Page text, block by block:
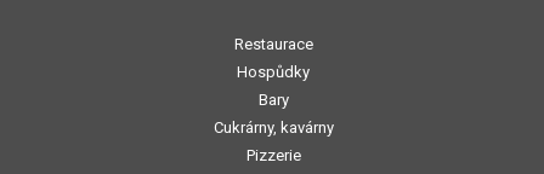
Restaurace
Hospůdky
Bary
Cukrárny, kavárny
Pizzerie